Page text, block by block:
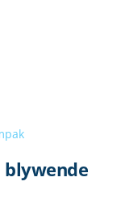
blywende